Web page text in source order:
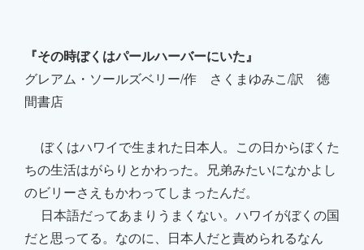
『その時ぼくはパールハーバーにいた』
グレアム・ソールズベリー/作 さくまゆみこ/訳 徳
間書店
ぼくはハワイで生まれた日本人。この日からぼくた
ちの生活はがらりとかわった。兄弟みたいになかよし
のビリーさえもかわってしまったんだ。
日本語だってあまりうまくない。ハワイがぼくの国
だと思ってる。なのに、日本人だと責められるなん